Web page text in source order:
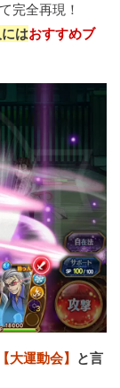
完全再現！
はおすすめブ
【大運動会】
と言